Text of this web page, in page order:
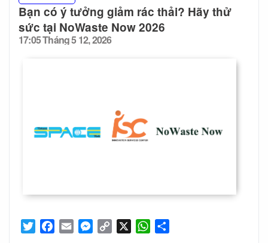
TwitterFacebook
Email Messenger
Copy
WhatsApp
Bạn có ý tưởng giảm rác thải? Hãy thử
sức tại NoWaste Now 2026
Posted
17:05 Tháng 5 12, 2026